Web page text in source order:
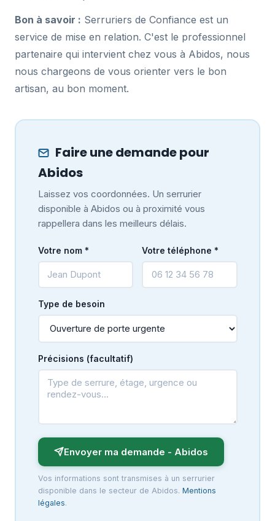
Bon à savoir : Serruriers de Confiance est un
service de mise en relation. C'est le professionnel
partenaire qui intervient chez vous à Abidos, nous
nous chargeons de vous orienter vers le bon
artisan, au bon moment.
Faire une demande pour
Abidos
Laissez vos coordonnées. Un serrurier
disponible à Abidos ou à proximité vous
rappellera dans les meilleurs délais.
Votre nom * Votre téléphone *
Type de besoin
Précisions (facultatif)
Envoyer ma demande - Abidos
Vos informations sont transmises à un serrurier
disponible dans le secteur de Abidos. Mentions
légales.